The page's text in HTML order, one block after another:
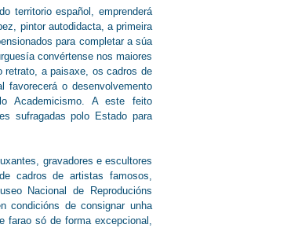
territorio español, emprenderá
pintor autodidacta, a primeira
para completar a súa
convértense nos maiores
retrato, a paisaxe, os cadros de
favorecerá o desenvolvemento
Academicismo. A este feito
sufragadas polo Estado para
gravadores e escultores
cadros de artistas famosos,
Nacional de Reproducións
condicións de consignar unha
farao só de forma excepcional,